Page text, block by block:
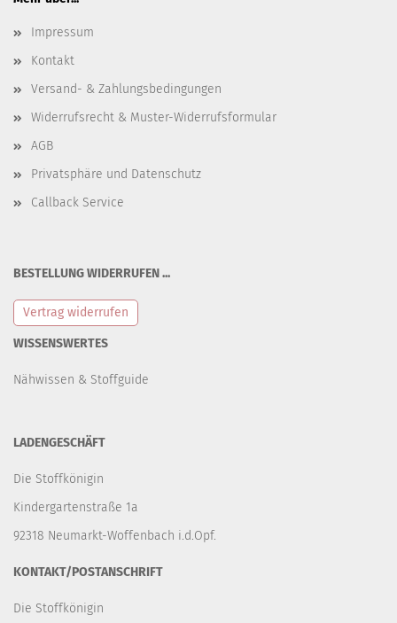
Impressum
Kontakt
Versand- & Zahlungsbedingungen
Widerrufsrecht & Muster-Widerrufsformular
AGB
Privatsphäre und Datenschutz
Callback Service
BESTELLUNG WIDERRUFEN ...
Vertrag widerrufen
WISSENSWERTES
Nähwissen & Stoffguide
LADENGESCHÄFT
Die Stoffkönigin
Kindergartenstraße 1a
92318 Neumarkt-Woffenbach i.d.Opf.
KONTAKT/POSTANSCHRIFT
Die Stoffkönigin